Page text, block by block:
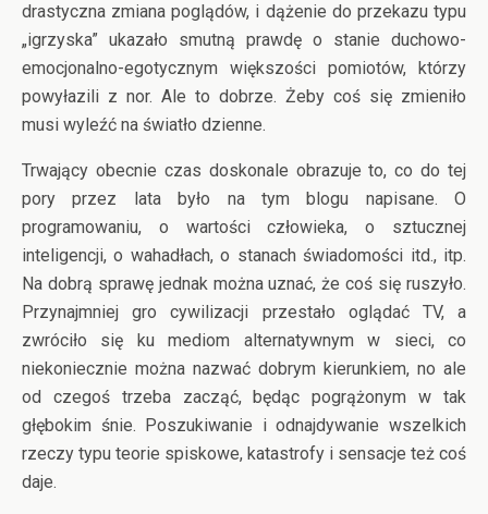
drastyczna zmiana poglądów, i dążenie do przekazu typu
„igrzyska” ukazało smutną prawdę o stanie duchowo-
emocjonalno-egotycznym większości pomiotów, którzy
powyłazili z nor. Ale to dobrze. Żeby coś się zmieniło
musi wyleźć na światło dzienne.
Trwający obecnie czas doskonale obrazuje to, co do tej
pory przez lata było na tym blogu napisane. O
programowaniu, o wartości człowieka, o sztucznej
inteligencji, o wahadłach, o stanach świadomości itd., itp.
Na dobrą sprawę jednak można uznać, że coś się ruszyło.
Przynajmniej gro cywilizacji przestało oglądać TV, a
zwróciło się ku mediom alternatywnym w sieci, co
niekoniecznie można nazwać dobrym kierunkiem, no ale
od czegoś trzeba zacząć, będąc pogrążonym w tak
głębokim śnie. Poszukiwanie i odnajdywanie wszelkich
rzeczy typu teorie spiskowe, katastrofy i sensacje też coś
daje.